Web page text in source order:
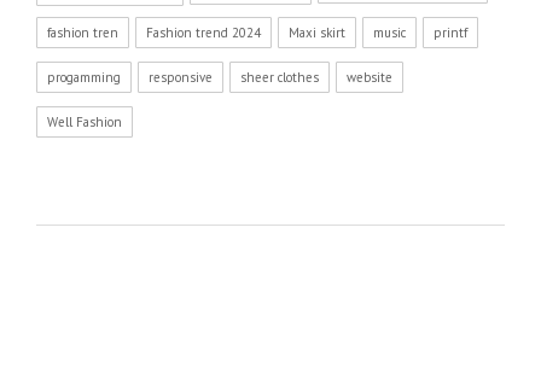
fashion tren Fashion trend 2024 Maxi skirt music printf
progamming responsive sheer clothes website
Well Fashion